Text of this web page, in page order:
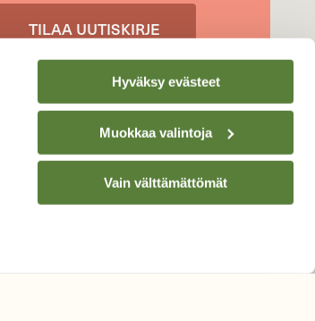
Hyväksy evästeet
Muokkaa valintoja
Vain välttämättömät
Tietosuojaseloste